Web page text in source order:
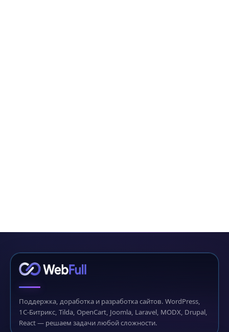
Поддержка, доработка и разработка сайтов. WordPress,
1С-Битрикс, Tilda, OpenCart, Joomla, Laravel, MODX, Drupal,
React — решаем задачи любой сложности.